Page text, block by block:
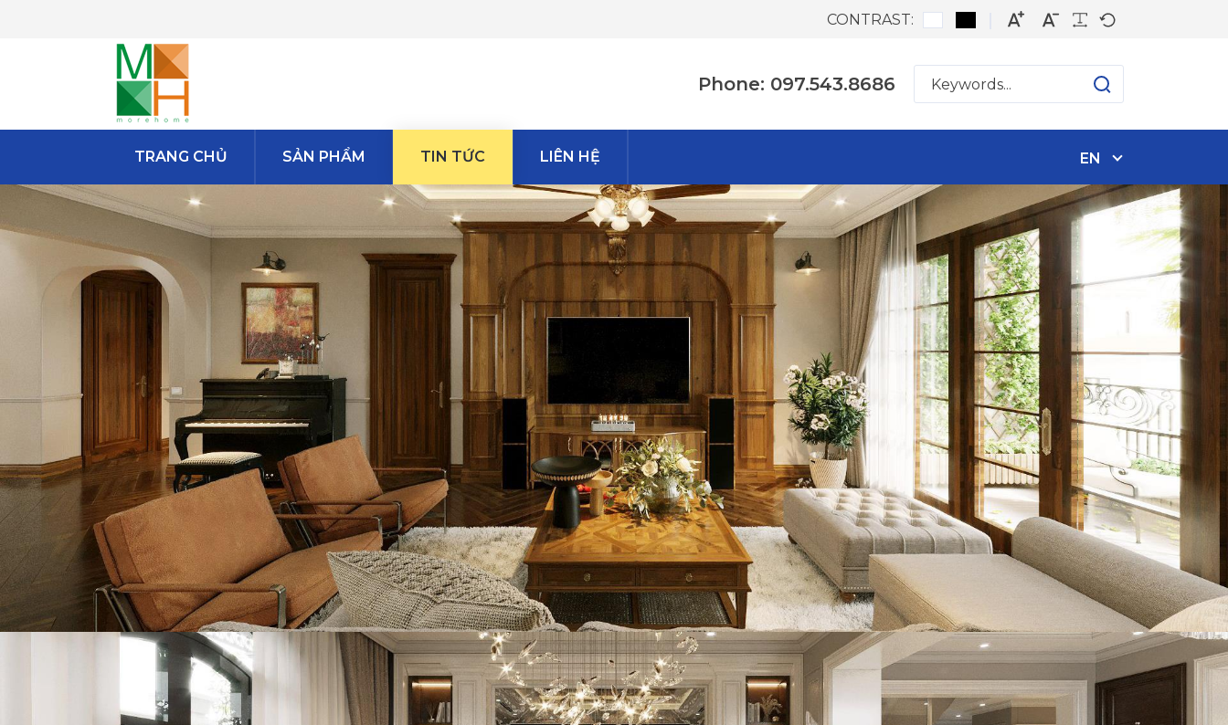
CONTRAST:
Phone: 097.543.8686
TRANG CHỦ SẢN PHẨM TIN TỨC LIÊN HỆ EN